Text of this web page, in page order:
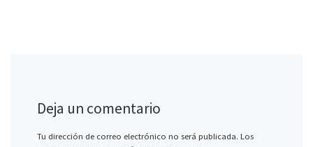
Deja un comentario
Tu dirección de correo electrónico no será publicada. Los